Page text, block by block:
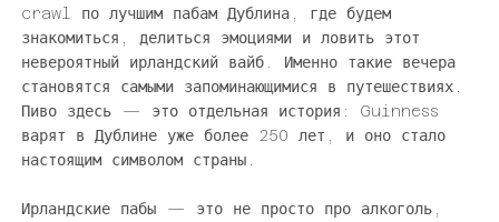
crawl по лучшим пабам Дублина, где будем
знакомиться, делиться эмоциями и ловить этот
невероятный ирландский вайб. Именно такие вечера
становятся самыми запоминающимися в путешествиях.
Пиво здесь — это отдельная история: Guinness
варят в Дублине уже более 250 лет, и оно стало
настоящим символом страны.
Ирландские пабы — это не просто про алкоголь,